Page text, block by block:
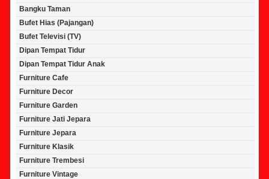
Bangku Taman
Bufet Hias (Pajangan)
Bufet Televisi (TV)
Dipan Tempat Tidur
Dipan Tempat Tidur Anak
Furniture Cafe
Furniture Decor
Furniture Garden
Furniture Jati Jepara
Furniture Jepara
Furniture Klasik
Furniture Trembesi
Furniture Vintage